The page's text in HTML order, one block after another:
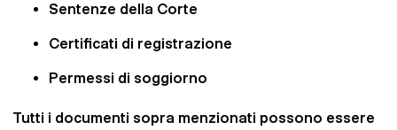
Sentenze della Corte
Certificati di registrazione
Permessi di soggiorno
Tutti i documenti sopra menzionati possono essere